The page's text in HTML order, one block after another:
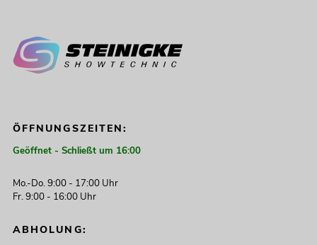
ÖFFNUNGSZEITEN:
Geöffnet - Schließt um 16:00
Mo.-Do. 9:00 - 17:00 Uhr
Fr. 9:00 - 16:00 Uhr
ABHOLUNG: